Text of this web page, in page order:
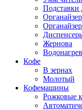
Подставки
Жернова
Кофе
В зернах
Молотый
Кофемашины
Рожковые